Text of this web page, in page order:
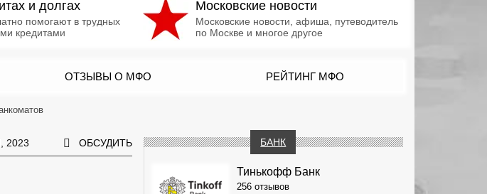
и долгах
помогают в трудных
кредитами
Московские новости
Московские новости, афиша, путеводитель
по Москве и многое другое
ОТЗЫВЫ О МФО РЕЙТИНГ МФО
2023 ОБСУДИТЬ БАНК
Тинькофф Банк
256 отзывов